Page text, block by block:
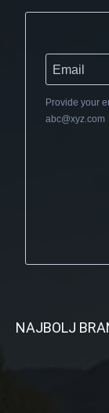
Provide your
abc@xyz.com
NAJBOLJ